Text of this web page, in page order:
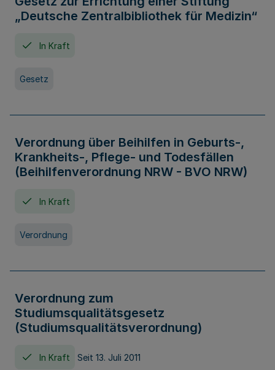
„Deutsche Zentralbibliothek für Medizin“
In Kraft
Gesetz
Verordnung über Beihilfen in Geburts-,
Krankheits-, Pflege- und Todesfällen
(Beihilfenverordnung NRW - BVO NRW)
In Kraft
Verordnung
Verordnung zum
Studiumsqualitätsgesetz
(Studiumsqualitätsverordnung)
In Kraft Seit 13. Juli 2011